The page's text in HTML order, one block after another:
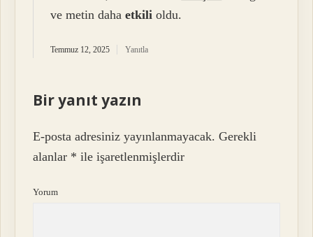
ve metin dahaetkili oldu.
Temmuz 12, 2025 Yanıtla
Bir yanıt yazın
E-posta adresiniz yayınlanmayacak. Gerekli
alanlar * ile işaretlenmişlerdir
Yorum